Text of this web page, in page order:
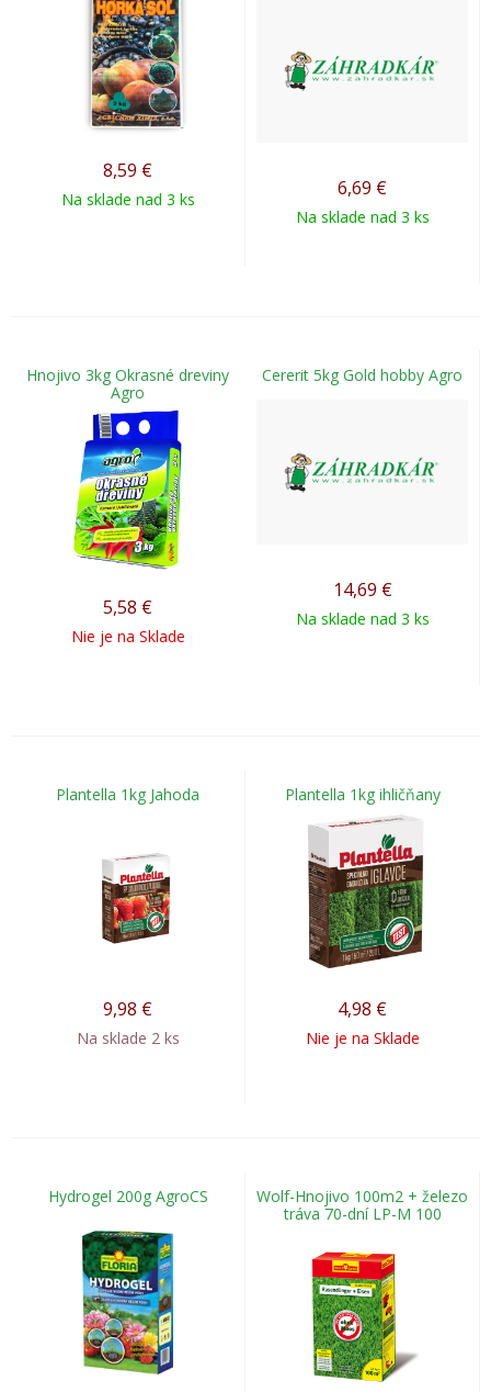
8,59 €
Na sklade nad 3 ks 6,69 €
Na sklade nad 3 ks
Hnojivo 3kg Okrasné dreviny
Agro
5,58 €
Nie je na Sklade
Cererit 5kg Gold hobby Agro
14,69 €
Na sklade nad 3 ks
Plantella 1kg Jahoda
9,98 €
Na sklade 2 ks
Plantella 1kg ihličňany
4,98 €
Nie je na Sklade
Hydrogel 200g AgroCS
Wolf-Hnojivo 100m2 + železo
tráva 70-dní LP-M 100